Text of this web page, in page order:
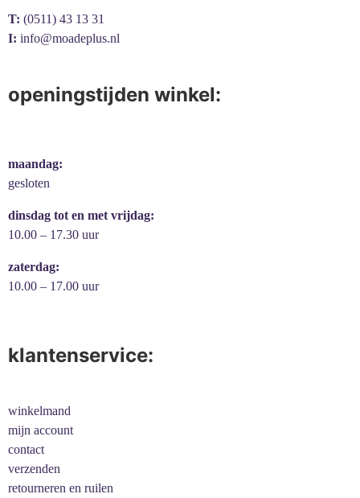
T: (0511) 43 13 31
I: info@moadeplus.nl
openingstijden winkel:
maandag:
gesloten
dinsdag tot en met vrijdag:
10.00 – 17.30 uur
zaterdag:
10.00 – 17.00 uur
klantenservice:
winkelmand
mijn account
contact
verzenden
retourneren en ruilen